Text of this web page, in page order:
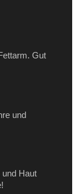
Gut
und
Haut